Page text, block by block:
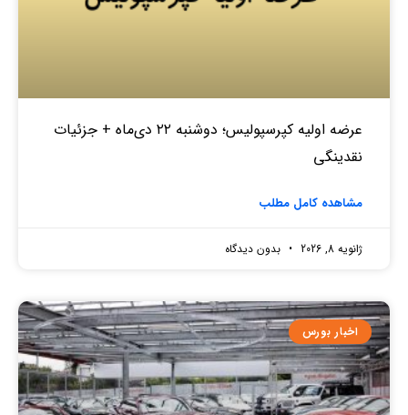
عرضه اولیه کپرسپولیس؛ دوشنبه ۲۲ دی‌ماه + جزئیات
نقدینگی
مشاهده کامل مطلب
ژانویه 8, 2026 بدون دیدگاه
اخبار بورس